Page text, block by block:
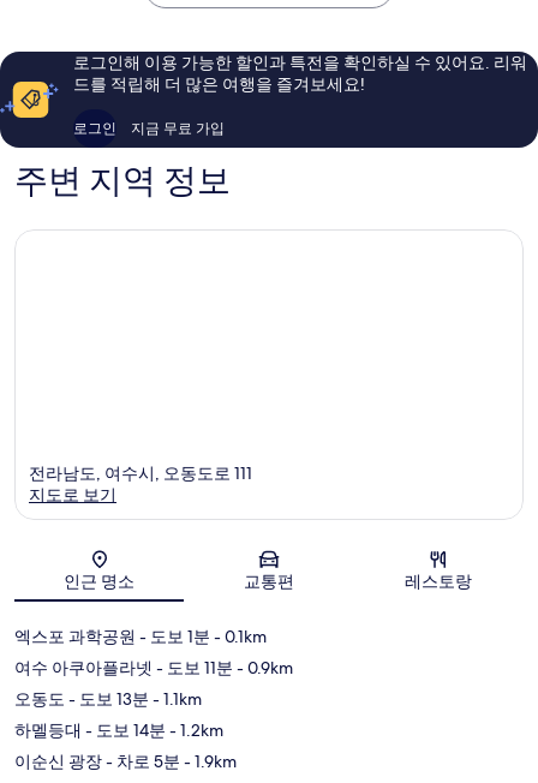
해
이
용
1,841
용
후
로그인해 이용 가능한 할인과 특전을 확인하실 수 있어요. 리워
드를 적립해 더 많은 여행을 즐겨보세요!
로그인 지금 무료 가입
주변 지역 정보
지도
전라남도, 여수시, 오동도로 111
지도로 보기
인근 명소 교통편 레스토랑
엑스포 과학공원 - 도보 1분 - 0.1km
여수 아쿠아플라넷 - 도보 11분 - 0.9km
오동도 - 도보 13분 - 1.1km
하멜등대 - 도보 14분 - 1.2km
이순신 광장- 차로 5분 - 1.9km